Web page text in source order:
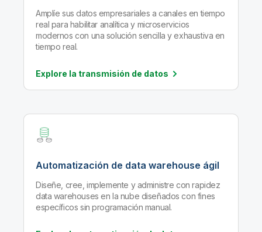
Amplíe sus datos empresariales a canales en tiempo
real para habilitar analítica y microservicios
modernos con una solución sencilla y exhaustiva en
tiempo real.
Explore la transmisión de datos
Automatización de data warehouse ágil
Diseñe, cree, implemente y administre con rapidez
data warehouses en la nube diseñados con fines
específicos sin programación manual.